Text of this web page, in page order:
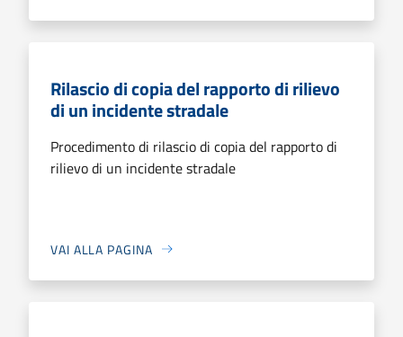
Rilascio di copia del rapporto di rilievo
di un incidente stradale
Procedimento di rilascio di copia del rapporto di
rilievo di un incidente stradale
VAI ALLA PAGINA